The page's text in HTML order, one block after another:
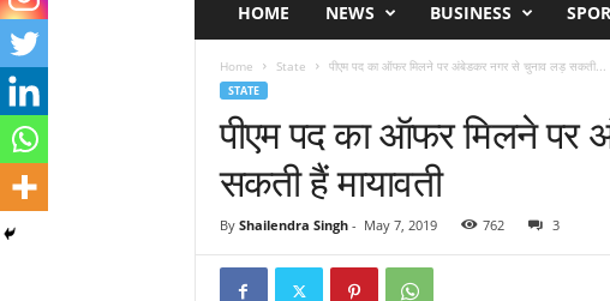
HOME NEWS BUSINESS
Home State पीएम पद का ऑफर मिलने पर अंबेडकर नगर से चुनाव लड़ सकती...
STATE
पीएम पद का ऑफर मिलने
सकती हैं मायावती
By Shailendra Singh- May 7, 2019 762 3